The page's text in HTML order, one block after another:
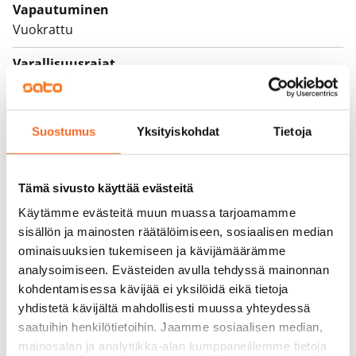
Suostumus Yksityiskohdat Tietoja
Tämä sivusto käyttää evästeitä
Käytämme evästeitä muun muassa tarjoamamme
sisällön ja mainosten räätälöimiseen, sosiaalisen median
ominaisuuksien tukemiseen ja kävijämäärämme
analysoimiseen. Evästeiden avulla tehdyssä mainonnan
kohdentamisessa kävijää ei yksilöidä eikä tietoja
yhdistetä kävijältä mahdollisesti muussa yhteydessä
saatuihin henkilötietoihin. Jaamme sosiaalisen median,
mainosalan ja analytiikka-alan kumppaneillemme tietoja
Vapautuminen
Vuokrattu
Varallisuusrajat
Ei
Vuokravakuus
Kotivakuutus
Pakollinen, ei sisälly vuokraan
Vesimaksu
Kulutuksen mukaan
Sähkömaksu
Vuokralainen solmii itse sähkösopimuksen.